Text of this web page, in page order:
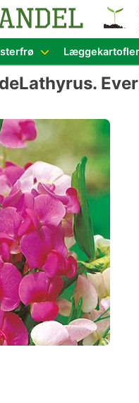
grøntsagsfrø fra hele
Læggekartofler